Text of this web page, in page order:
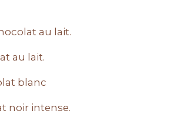
au lait.
au lait.
blanc
noir intense.